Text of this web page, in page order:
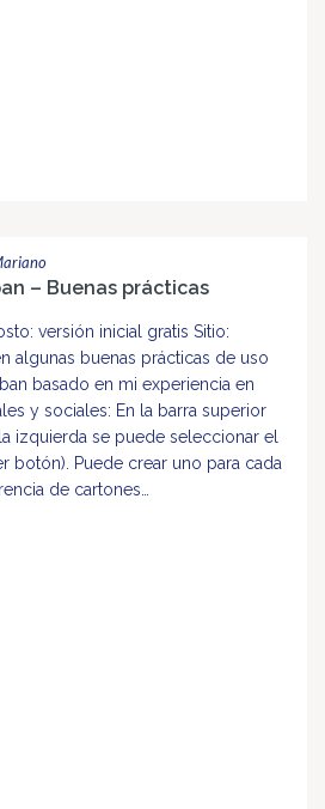
– Buenas prácticas
versión inicial gratis Sitio:
algunas buenas prácticas de uso
basado en mi experiencia en
y sociales: En la barra superior
izquierda se puede seleccionar el
botón). Puede crear uno para cada
de cartones…